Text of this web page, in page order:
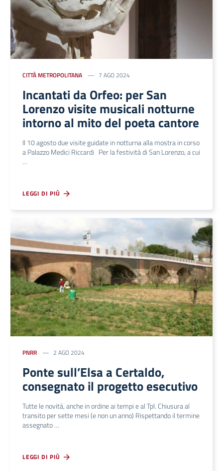
CITTÀ METROPOLITANA 7 AGO 2024
Incantati da Orfeo: per San
Lorenzo visite musicali notturne
intorno al mito del poeta cantore
Il 10 agosto due visite guidate in notturna alla mostra in corso
a Palazzo Medici Riccardi Per la festività di San Lorenzo, a cui
…
LEGGI DI PIÙ
PNRR 2 AGO 2024
Ponte sull’Elsa a Certaldo,
consegnato il progetto esecutivo
Tutte le novità, anche in ordine ai tempi e al Tpl. Chiusura al
transito per sette mesi (e non un anno) Rispettando il termine
assegnato …
LEGGI DI PIÙ